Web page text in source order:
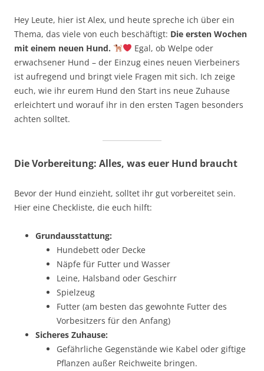
Hey Leute, hier ist Alex, und heute spreche ich über ein
Thema, das viele von euch beschäftigt: Die ersten Wochen
mit einem neuen Hund.
Egal, ob Welpe oder
erwachsener Hund – der Einzug eines neuen Vierbeiners
ist aufregend und bringt viele Fragen mit sich. Ich zeige
euch, wie ihr eurem Hund den Start ins neue Zuhause
erleichtert und worauf ihr in den ersten Tagen besonders
achten solltet.
Die Vorbereitung: Alles, was euer Hund braucht
Bevor der Hund einzieht, solltet ihr gut vorbereitet sein.
Hier eine Checkliste, die euch hilft:
Grundausstattung:
Hundebett oder Decke
Näpfe für Futter und Wasser
Leine, Halsband oder Geschirr
Spielzeug
Futter (am besten das gewohnte Futter des
Vorbesitzers für den Anfang)
Sicheres Zuhause:
Gefährliche Gegenstände wie Kabel oder giftige
Pflanzen außer Reichweite bringen.